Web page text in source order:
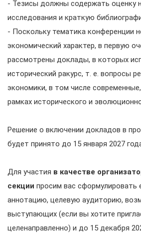
- Тезисы должны содержать оценку
исследования и краткую
- Поскольку тематика конференции
экономический характер, в первую
рассмотрены доклады, в которых
исторический ракурс, т. е. вопросы
экономики, в том числе
рамках исторического и
Решение о включении докладов в
будет принято до 15 января 2027
Для участия в качестве
секции просим вас сформулировать
аннотацию, целевую аудиторию,
выступающих (если вы хотите
целенаправленно) и до 15 декабря